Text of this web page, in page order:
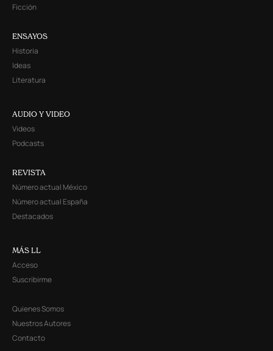
Ficción
ENSAYOS
Historia
Ideas
Literatura
AUDIO Y VIDEO
Videos
Podcasts
REVISTA
Número actual México
Número actual España
Destacados
MÁS LL
Acceso
Suscribirme
Quienes Somos
Nuestros Autores
Contacto